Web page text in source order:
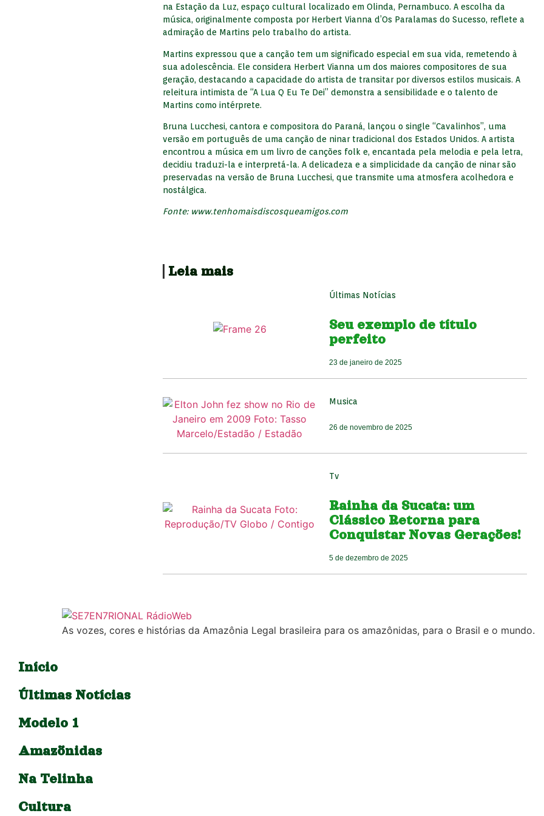
na Estação da Luz, espaço cultural localizado em Olinda, Pernambuco. A escolha da
música, originalmente composta por Herbert Vianna d’Os Paralamas do Sucesso, reflete a
admiração de Martins pelo trabalho do artista.
Martins expressou que a canção tem um significado especial em sua vida, remetendo à
sua adolescência. Ele considera Herbert Vianna um dos maiores compositores de sua
geração, destacando a capacidade do artista de transitar por diversos estilos musicais. A
releitura intimista de “A Lua Q Eu Te Dei” demonstra a sensibilidade e o talento de
Martins como intérprete.
Bruna Lucchesi, cantora e compositora do Paraná, lançou o single “Cavalinhos”, uma
versão em português de uma canção de ninar tradicional dos Estados Unidos. A artista
encontrou a música em um livro de canções folk e, encantada pela melodia e pela letra,
decidiu traduzi-la e interpretá-la. A delicadeza e a simplicidade da canção de ninar são
preservadas na versão de Bruna Lucchesi, que transmite uma atmosfera acolhedora e
nostálgica.
Fonte: www.tenhomaisdiscosqueamigos.com
Leia mais
Últimas Notícias
Seu exemplo de título
perfeito
23 de janeiro de 2025
Musica
26 de novembro de 2025
Tv
Rainha da Sucata: um
Clássico Retorna para
Conquistar Novas Gerações!
5 de dezembro de 2025
As vozes, cores e histórias da Amazônia Legal brasileira para os amazônidas, para o Brasil e o mundo.
Início
Últimas Notícias
Modelo 1
Amazõnidas
Na Telinha
Cultura